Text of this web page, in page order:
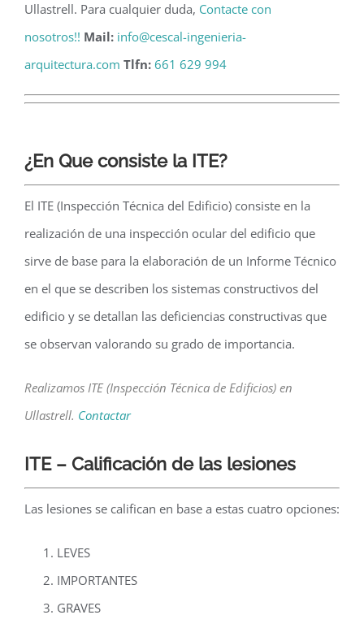
Ullastrell. Para cualquier duda, Contacte con
nosotros!! Mail: info@cescal-ingenieria-
arquitectura.com Tlfn: 661 629 994
¿En Que consiste la ITE?
El ITE (Inspección Técnica del Edificio) consiste en la
realización de una inspección ocular del edificio que
sirve de base para la elaboración de un Informe Técnico
en el que se describen los sistemas constructivos del
edificio y se detallan las deficiencias constructivas que
se observan valorando su grado de importancia.
Realizamos ITE (Inspección Técnica de Edificios) en
Ullastrell. Contactar
ITE – Calificación de las lesiones
Las lesiones se califican en base a estas cuatro opciones:
LEVES
IMPORTANTES
GRAVES